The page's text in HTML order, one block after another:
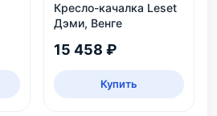
Кресло-качалка Leset
Дэми, Венге
15 458 ₽
Купить